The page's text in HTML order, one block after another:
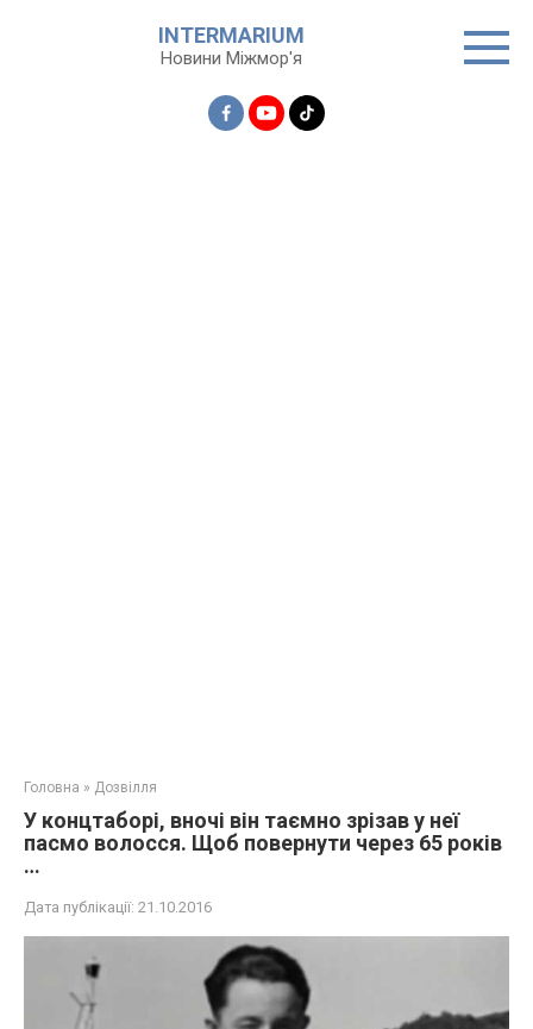
INTERMARIUM
Новини Міжмор'я
Головна » Дозвілля
У концтаборі, вночі він таємно зрізав у неї
пасмо волосся. Щоб повернути через 65 років
…
Дата публікації: 21.10.2016